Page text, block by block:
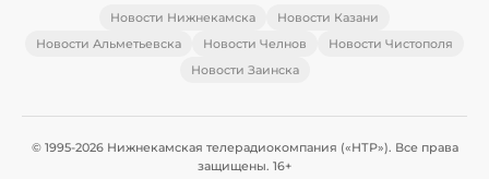
Новости Нижнекамска
Новости Казани
Новости Альметьевска
Новости Челнов
Новости Чистополя
Новости Заинска
© 1995-2026 Нижнекамская телерадиокомпания («НТР»). Все права
защищены. 16+